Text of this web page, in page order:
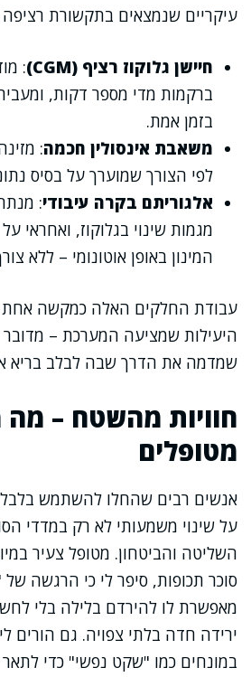
עיקריים שנמצאים בתקשורת רציפה
חיישן גלוקוז רציף (CGM)
:
ברקמות מדי מספר דקות,
בזמן אמת.
משאבת אינסולין חכמה:
לפי הצורך שמוערך על בסיס
אלגוריתם בקרה עיבודי:
מגמות שינוי בגלוקוז, ואחראי
המינון באופן אוטונומי – ללא
עבודת החלקים האלה כמקשה אחת
היעילות שמציעה המערכת –
שמדמה את הדרך שבה לבלב בריא
חוויות מהשטח – מה
מטופלים
אנשים רבים שהחלו להשתמש
על שינוי משמעותי לא רק במדדי
השליטה והביטחון. מטופל צעיר
סוכר תכופות, סיפר לי כי הרגשה
מאפשרת לו להירדם בלילה בלי
ירידה חדה בלתי צפויה. גם הורים
במונחים כמו "שקט נפשי" כדי